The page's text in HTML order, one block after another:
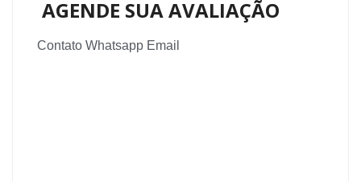
AGENDE SUA AVALIAÇÃO
Contato Whatsapp Email